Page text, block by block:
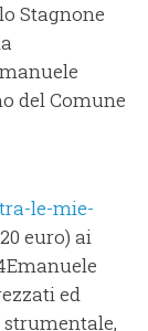
Stagnone
del Comune
le-mie-
euro) ai
ed